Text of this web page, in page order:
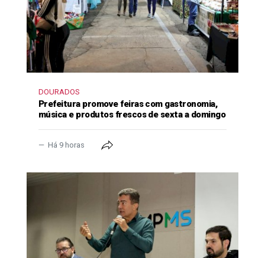
DOURADOS
Prefeitura promove feiras com gastronomia,
música e produtos frescos de sexta a domingo
Há 9 horas